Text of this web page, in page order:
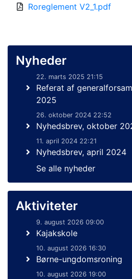
Roreglement V2_1.pdf
Nyheder
22. marts 2025 21:15
Referat af
2025
26. oktober 2024 22:52
Nyhedsbrev, oktober
11. april 2024 22:21
Nyhedsbrev, april 2024
Se alle nyheder
Aktiviteter
9. august 2026 09:00
Kajakskole
10. august 2026 16:30
Børne-ungdomsroning
10. august 2026 19:00